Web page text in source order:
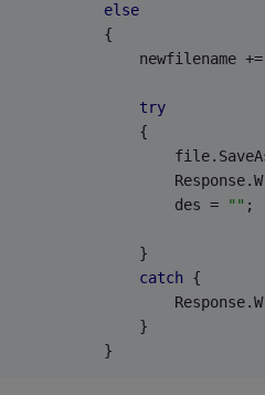
else
{
newfilename
try
{
des =
"" ;
}
catch {
}
}